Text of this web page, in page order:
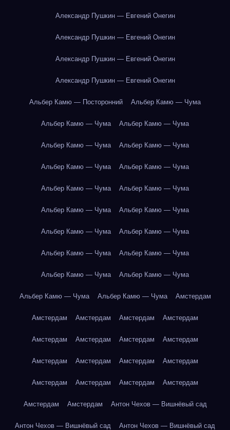
Александр Пушкин — Евгений Онегин
Александр Пушкин — Евгений Онегин
Александр Пушкин — Евгений Онегин
Александр Пушкин — Евгений Онегин
Альбер Камю — Посторонний Альбер Камю — Чума
Альбер Камю — Чума Альбер Камю — Чума
Альбер Камю — Чума Альбер Камю — Чума
Альбер Камю — Чума Альбер Камю — Чума
Альбер Камю — Чума Альбер Камю — Чума
Альбер Камю — Чума Альбер Камю — Чума
Альбер Камю — Чума Альбер Камю — Чума
Альбер Камю — Чума Альбер Камю — Чума
Альбер Камю — Чума Альбер Камю — Чума
Альбер Камю — Чума Альбер Камю — Чума Амстердам
Амстердам Амстердам Амстердам Амстердам
Амстердам Амстердам Амстердам Амстердам
Амстердам Амстердам Амстердам Амстердам
Амстердам Амстердам Амстердам Амстердам
Амстердам Амстердам Антон Чехов — Вишнёвый сад
Антон Чехов — Вишнёвый сад Антон Чехов — Вишнёвый сад